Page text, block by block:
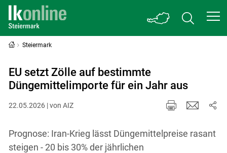
Steiermark
EU setzt Zölle auf bestimmte
Düngemittelimporte für ein Jahr aus
22.05.2026 | von AIZ
Prognose: Iran-Krieg lässt Düngemittelpreise rasant
steigen - 20 bis 30% der jährlichen